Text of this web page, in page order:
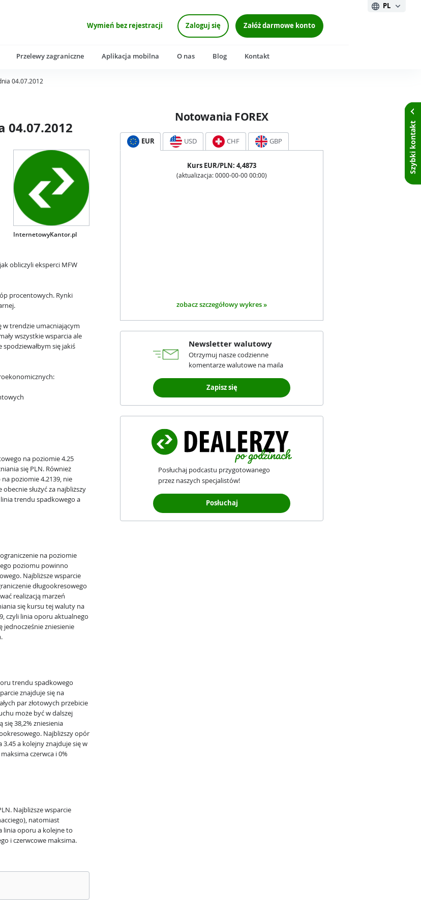
Wymień bez rejestracji Zaloguj się Załóż darmowe konto
PL
Przelewy zagraniczne Aplikacja mobilna O nas Blog Kontakt
04.07.2012
04.07.2012
InternetowyKantor.pl
obliczyli eksperci MFW
procentowych. Rynki
w trendzie umacniającym
wszystkie wsparcia ale
spodziewałbym się jakiś
na poziomie 4.25
się PLN. Również
poziomie 4.2139, nie
służyć za najbliższy
trendu spadkowego a
na poziomie
poziomu powinno
Najbliższe wsparcie
długookresowego
realizacją marzeń
się kursu tej waluty na
czyli linia oporu aktualnego
jednocześnie zniesienie
trendu spadkowego
znajduje się na
par złotowych przebicie
może być w dalszej
38,2% zniesienia
Najbliższy opór
a kolejny znajduje się w
czerwca i 0%
Najbliższe wsparcie
natomiast
linia oporu a kolejne to
i czerwcowe maksima.
Notowania FOREX
EUR USD CHF GBP
Kurs EUR/PLN: 4,4873
(aktualizacja: 0000-00-00 00:00)
zobacz szczegółowy wykres »
Newsletter walutowy
Otrzymuj nasze codzienne
komentarze walutowe na maila
Zapisz się
Posłuchaj podcastu przygotowanego
przez naszych specjalistów!
Posłuchaj
Szybki kontakt